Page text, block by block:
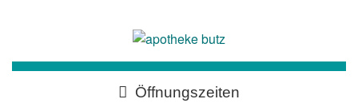
Öffnungszeiten